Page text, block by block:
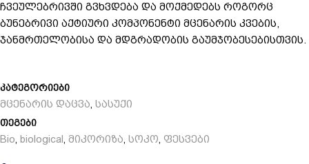
ჩვეულებრივში გვხვდება და მოქმედებს როგორც
ბუნებრივი აქტიური კომპონენტი მცენარის კვების,
ჯანმრთელობისა და მდგრადობის გაუმჯობესებისთვის.
კატეგორიები
მცენარის დაცვა, სასუქი
თეგები
Bio, biological, მიკორიზა, სოკო, ფესვები